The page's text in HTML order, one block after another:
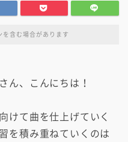
を含む場合があります
ん、こんにちは！
けて曲を仕上げていく
を積み重ねていくのは